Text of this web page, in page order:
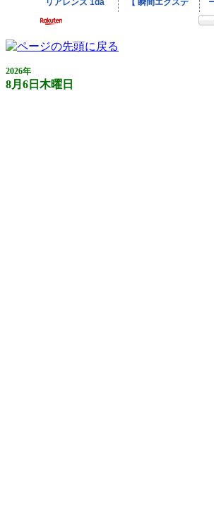
2026年
8月6日木曜日